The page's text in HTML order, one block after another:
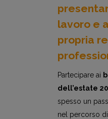
lavoro e
propria
Partecipare ai
dell’estate
spesso un
nel percorso